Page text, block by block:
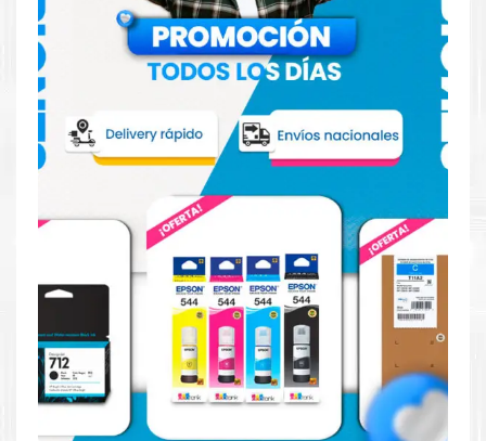
Hecho para ser fácil de usar
Simple y fácil de usar. Nuestros cartuchos e impresoras
están hechos para facilitar la carga, la impresión y los
resultados.